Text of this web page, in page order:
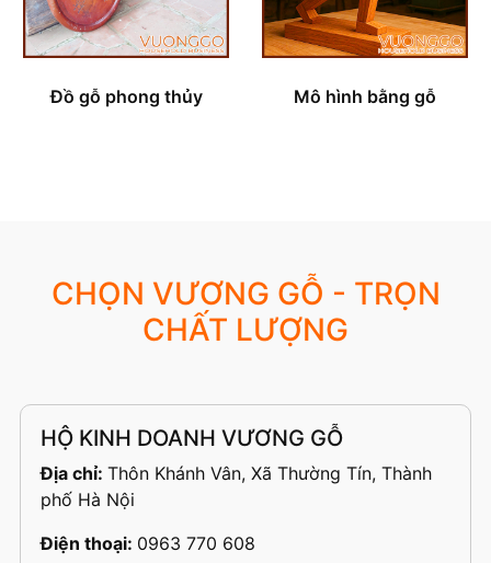
Đồ gỗ phong thủy Mô hình bằng gỗ
CHỌN VƯƠNG GỖ - TRỌN
CHẤT LƯỢNG
HỘ KINH DOANH VƯƠNG GỖ
Địa chỉ: Thôn Khánh Vân, Xã Thường Tín, Thành
phố Hà Nội
Điện thoại: 0963 770 608